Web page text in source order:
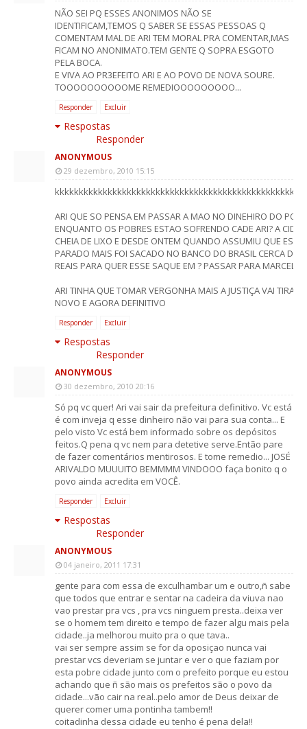
NÃO SEI PQ ESSES ANONIMOS NÃO SE
IDENTIFICAM,TEMOS Q SABER SE ESSAS PESSOAS Q
COMENTAM MAL DE ARI TEM MORAL PRA COMENTAR,MAS
FICAM NO ANONIMATO.TEM GENTE Q SOPRA ESGOTO
PELA BOCA.
E VIVA AO PR3EFEITO ARI E AO POVO DE NOVA SOURE.
TOOOOOOOOOOME REMEDIOOOOOOOOO...
Responder Excluir
Respostas
Responder
ANONYMOUS
29 dezembro, 2010 15:15
ARI QUE SO PENSA EM PASSAR A MAO NO DINEHIRO DO
ENQUANTO OS POBRES ESTAO SOFRENDO CADE ARI? A
CHEIA DE LIXO E DESDE ONTEM QUANDO ASSUMIU QUE ESTA
PARADO MAIS FOI SACADO NO BANCO DO BRASIL CERCA DE
REAIS PARA QUER ESSE SAQUE EM ? PASSAR PARA MARCELO
ARI TINHA QUE TOMAR VERGONHA MAIS A JUSTIÇA VAI TIRAR
NOVO E AGORA DEFINITIVO
Responder Excluir
Respostas
Responder
ANONYMOUS
30 dezembro, 2010 20:16
Só pq vc quer! Ari vai sair da prefeitura definitivo. Vc está
é com inveja q esse dinheiro não vai para sua conta... E
pelo visto Vc está bem informado sobre os depósitos
feitos.Q pena q vc nem para detetive serve.Então pare
de fazer comentários mentirosos. E tome remedio... JOSÉ
ARIVALDO MUUUITO BEMMMM VINDOOO faça bonito q o
povo ainda acredita em VOCÊ.
Responder Excluir
Respostas
Responder
ANONYMOUS
04 janeiro, 2011 17:31
gente para com essa de exculhambar um e outro,ñ sabe
que todos que entrar e sentar na cadeira da viuva nao
vao prestar pra vcs , pra vcs ninguem presta..deixa ver
se o homem tem direito e tempo de fazer algu mais pela
cidade..ja melhorou muito pra o que tava..
vai ser sempre assim se for da oposiçao nunca vai
prestar vcs deveriam se juntar e ver o que faziam por
esta pobre cidade junto com o prefeito porque eu estou
achando que ñ são mais os prefeitos são o povo da
cidade...vão cair na real..pelo amor de Deus deixar de
querer comer uma pontinha tambem!!
coitadinha dessa cidade eu tenho é pena dela!!